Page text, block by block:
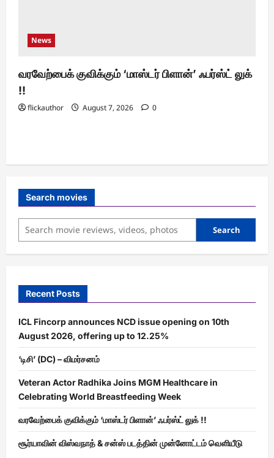
News
வரவேற்பைக் குவிக்கும் ‘மாஸ்டர் பிளான்’ ஃபர்ஸ்ட் லுக்
!!
flickauthor August 7, 2026 0
Search movies
Search
Recent Posts
ICL Fincorp announces NCD issue opening on 10th
August 2026, offering up to 12.25%
‘டிசி’ (DC) – விமர்சனம்
Veteran Actor Radhika Joins MGM Healthcare in
Celebrating World Breastfeeding Week
வரவேற்பைக் குவிக்கும் ‘மாஸ்டர் பிளான்’ ஃபர்ஸ்ட் லுக் !!
சூர்யாவின் விஸ்வநாத் & சன்ஸ் படத்தின் முன்னோட்டம் வெளியீடு